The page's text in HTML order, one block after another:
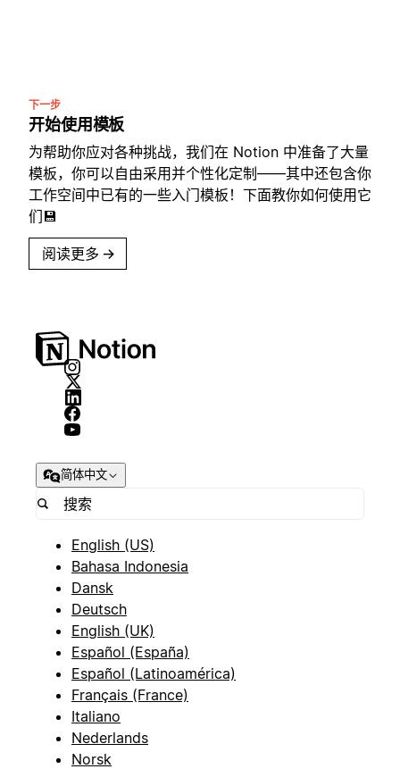
下一步
开始使用模板
为帮助你应对各种挑战，我们在 Notion 中准备了大量
模板，你可以自由采用并个性化定制——其中还包含你
工作空间中已有的一些入门模板！下面教你如何使用它
们💾
阅读更多 →
简体中文
English (US)
Bahasa Indonesia
Dansk
Deutsch
English (UK)
Español (España)
Español (Latinoamérica)
Français (France)
Italiano
Nederlands
Norsk